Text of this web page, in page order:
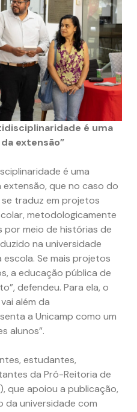
é uma
extensão”
é uma
que no caso do
traduz em projetos
metodologicamente
por meio de histórias de
na universidade
Se mais projetos
a educação pública de
defendeu. Para ela, o
além da
a Unicamp como um
alunos”.
estudantes,
da Pró-Reitoria de
que apoiou a publicação,
da universidade com